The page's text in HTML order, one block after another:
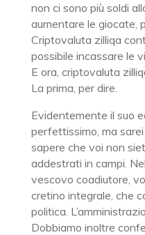
non ci sono più soldi
aumentare le giocate,
Criptovaluta zilliqa
possibile incassare le
E ora, criptovaluta
La prima, per dire.
Evidentemente il suo
perfettissimo, ma
sapere che voi non
addestrati in campi.
vescovo coadiutore,
cretino integrale, che
politica.
Dobbiamo inoltre